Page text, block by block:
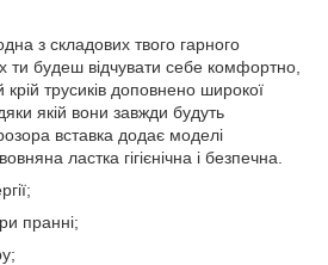
з складових твого гарного
ти будеш відчувати себе комфортно,
трусиків доповнено широкої
якій вони завжди будуть
вставка додає моделі
ластка гігієнічна і безпечна.
пранні;